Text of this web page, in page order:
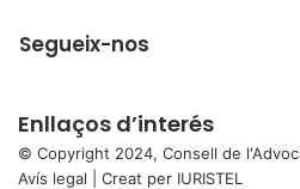
Segueix-nos
Enllaços d’interés
© Copyright 2024, Consell de
Avís legal | Creat per IURISTEL